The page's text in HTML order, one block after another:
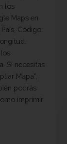
los
Maps en
Código
Si necesitas
Mapa",
podrás
imprimir